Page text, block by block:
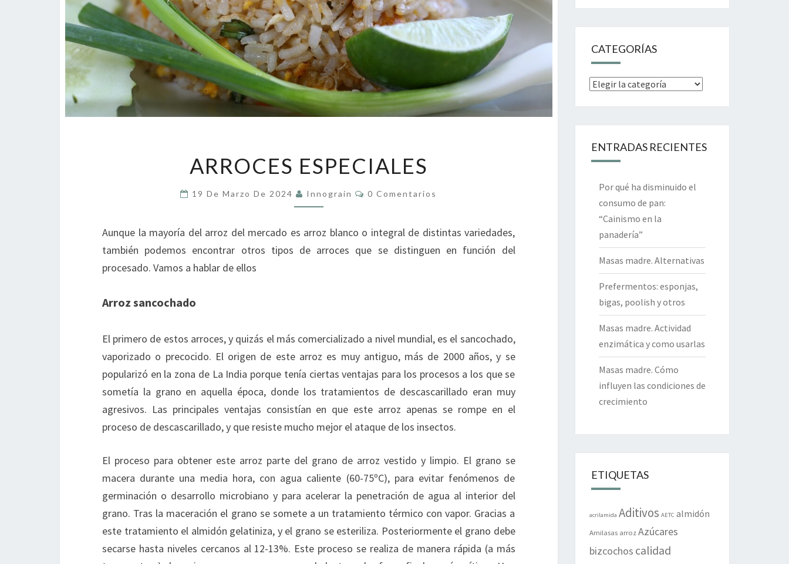
ESPECIALES
ARROCES ESPECIALES
19 De Marzo De 2024 Innograin Comentarios
0 Comentarios
Aunque la mayoría del arroz del mercado es arroz blanco o integral de distintas variedades,
también podemos encontrar otros tipos de arroces que se distinguen en función del
procesado. Vamos a hablar de ellos
Arroz sancochado
El primero de estos arroces, y quizás el más comercializado a nivel mundial, es el sancochado,
vaporizado o precocido. El origen de este arroz es muy antiguo, más de 2000 años, y se
popularizó en la zona de La India porque tenía ciertas ventajas para los procesos a los que se
sometía la grano en aquella época, donde los tratamientos de descascarillado eran muy
agresivos. Las principales ventajas consistían en que este arroz apenas se rompe en el
proceso de descascarillado, y que resiste mucho mejor el ataque de los insectos.
El proceso para obtener este arroz parte del grano de arroz vestido y limpio. El grano se
macera durante una media hora, con agua caliente (60-75ºC), para evitar fenómenos de
germinación o desarrollo microbiano y para acelerar la penetración de agua al interior del
grano. Tras la maceración el grano se somete a un tratamiento térmico con vapor. Gracias a
este tratamiento el almidón gelatiniza, y el grano se esteriliza. Posteriormente el grano debe
secarse hasta niveles cercanos al 12-13%. Este proceso se realiza de manera rápida (a más
CATEGORÍAS
Categorías
ENTRADAS RECIENTES
Por qué ha disminuido el
consumo de pan:
“Cainismo en la
panadería”
Masas madre. Alternativas
Prefermentos: esponjas,
bigas, poolish y otros
Masas madre. Actividad
enzimática y como usarlas
Masas madre. Cómo
influyen las condiciones de
crecimiento
ETIQUETAS
acrilamida Aditivos AETC almidón
Amilasas arroz Azúcares
bizcochos calidad